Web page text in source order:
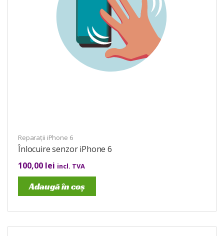
Reparații iPhone 6
Înlocuire senzor iPhone 6
100,00 lei incl. TVA
Adaugă în coș